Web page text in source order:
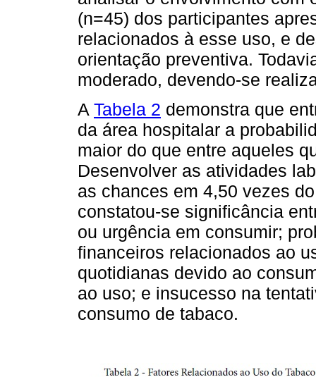
(n=45) dos participantes
relacionados à esse uso, e
orientação preventiva.
moderado, devendo-se
A Tabela 2 demonstra que
da área hospitalar a
maior do que entre aqueles
Desenvolver as atividades
as chances em 4,50 vezes
constatou-se significância
ou urgência em consumir;
financeiros relacionados ao
quotidianas devido ao
ao uso; e insucesso na
consumo de tabaco.